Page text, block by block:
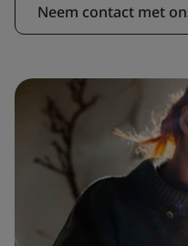
Neem contact met